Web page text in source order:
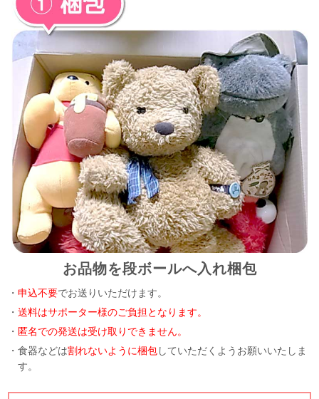
お品物を段ボールへ入れ梱包
申込不要 でお送りいただけます。
・送料はサポーター様のご負担となります。
・匿名での発送は受け取りできません。
・食器などは割れないように梱包していただくようお願いいたしま
す。